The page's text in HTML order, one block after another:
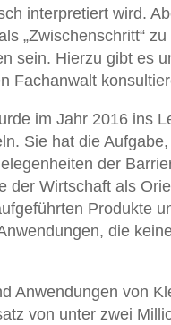
interpretiert wird.
„Zwischenschritt“
sein. Hierzu gibt es
Fachanwalt
im Jahr 2016 ins
Sie hat die
der
der Wirtschaft als
Produkte
die
Anwendungen von
von unter zwei